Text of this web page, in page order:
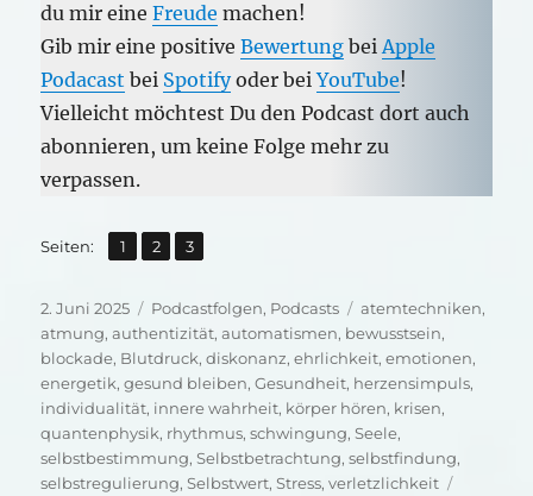
du mir eineFreude machen!
Gib mir eine positiveBewertung beiApple
Podacast bei Spotifyoder beiYouTube!
Vielleicht möchtest Du den Podcast dort auch
abonnieren, um keine Folge mehr zu
verpassen.
Seiten: Seite
1 ,
Seite
2 ,
Seite
3
Veröffentlicht
am
2. Juni 2025 Kategorien
Podcastfolgen, Podcasts Schlagwörter
atemtechniken,
atmung,authentizität,automatismen, bewusstsein,
blockade, Blutdruck,diskonanz,ehrlichkeit,emotionen,
energetik,gesund bleiben,Gesundheit, herzensimpuls,
individualität, innere wahrheit, körper hören, krisen,
quantenphysik, rhythmus,schwingung,Seele,
selbstbestimmung,Selbstbetrachtung,selbstfindung,
selbstregulierung,Selbstwert,Stress,verletzlichkeit